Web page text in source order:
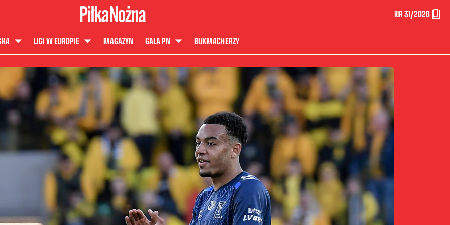
NR 31/2026
LIGI W EUROPIE MAGAZYN GALA PN BUKMACHERZY